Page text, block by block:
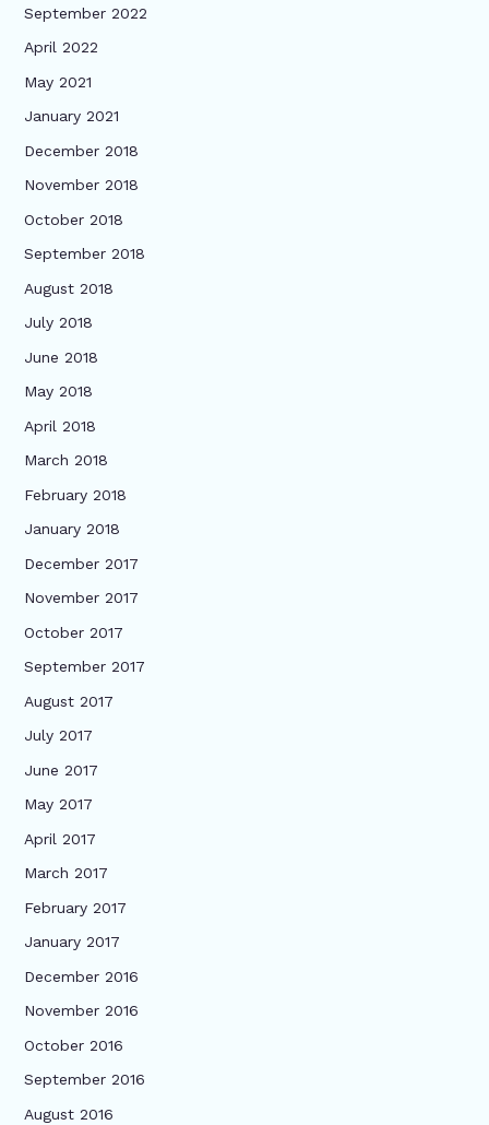
September 2022
April 2022
May 2021
January 2021
December 2018
November 2018
October 2018
September 2018
August 2018
July 2018
June 2018
May 2018
April 2018
March 2018
February 2018
January 2018
December 2017
November 2017
October 2017
September 2017
August 2017
July 2017
June 2017
May 2017
April 2017
March 2017
February 2017
January 2017
December 2016
November 2016
October 2016
September 2016
August 2016